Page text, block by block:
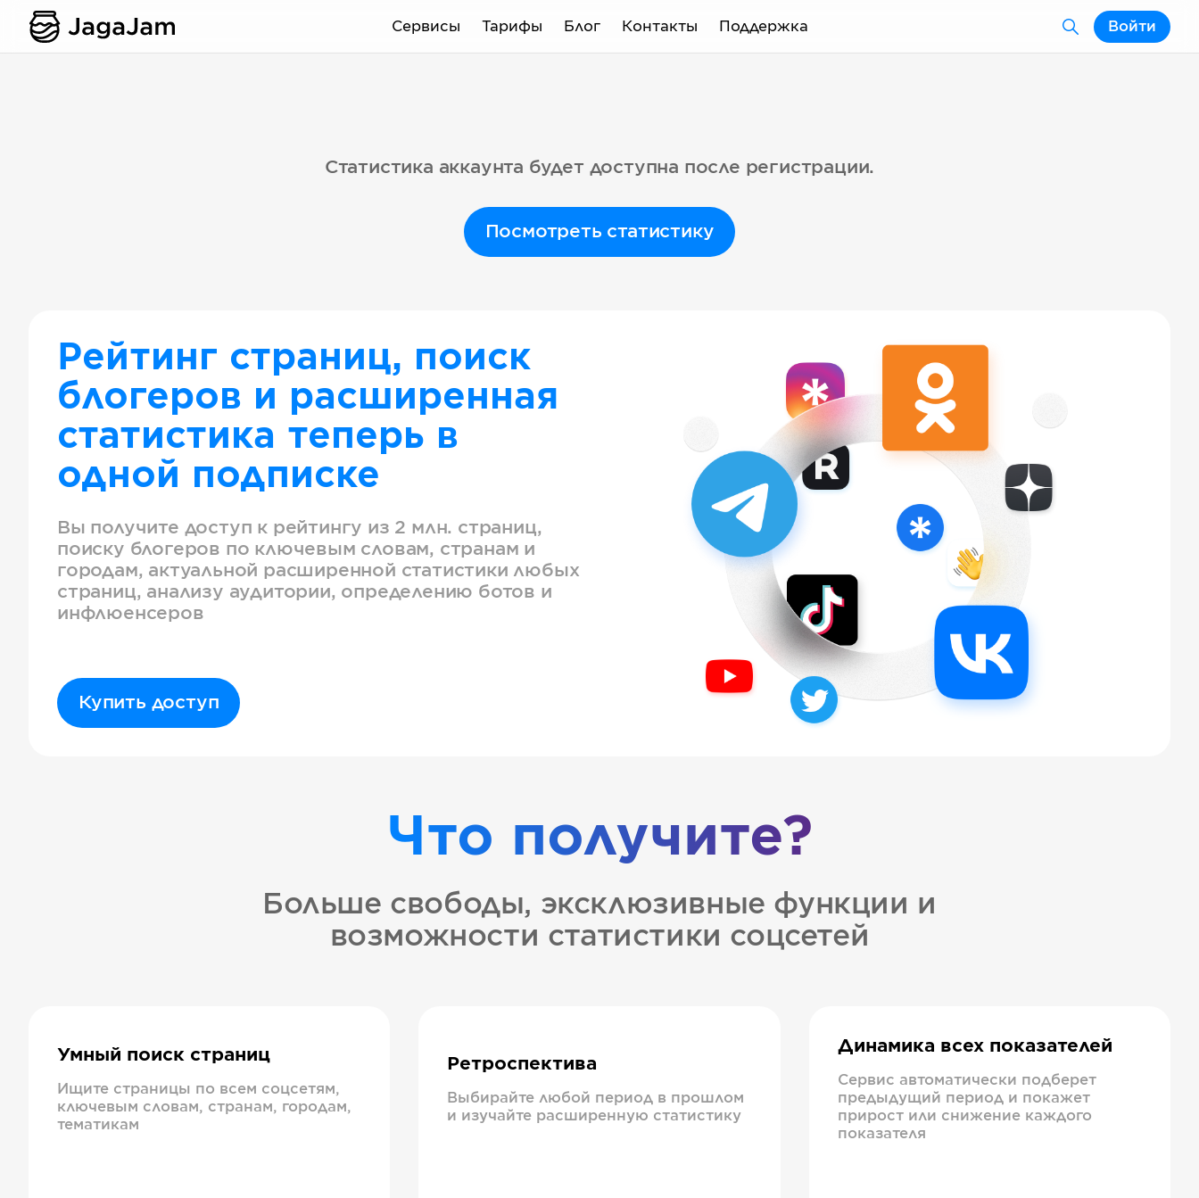
Сервисы Тарифы Блог Контакты Поддержка Войти
Статистика аккаунта будет доступна после регистрации.
Посмотреть статистику
Рейтинг страниц, поиск
блогеров и расширенная
статистика теперь в
одной подписке
Вы получите доступ к рейтингу из 2 млн. страниц,
поиску блогеров по ключевым словам, странам и
городам, актуальной расширенной статистики любых
страниц, анализу аудитории, определению ботов и
инфлюенсеров
Купить доступ
Что получите?
Больше свободы, эксклюзивные функции и
возможности статистики соцсетей
Умный поиск страниц
Ищите страницы по всем соцсетям,
ключевым словам, странам, городам,
тематикам
Ретроспектива
Выбирайте любой период в прошлом
и изучайте расширенную статистику
Динамика всех показателей
Сервис автоматически подберет
предыдущий период и покажет
прирост или снижение каждого
показателя